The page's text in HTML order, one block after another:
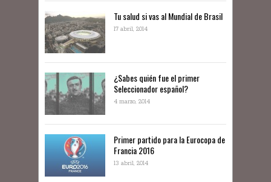
Tu salud si vas al Mundial de Brasil
17 abril, 2014
¿Sabes quién fue el primer
Seleccionador español?
4 marzo, 2014
Primer partido para la Eurocopa de
Francia 2016
13 abril, 2014